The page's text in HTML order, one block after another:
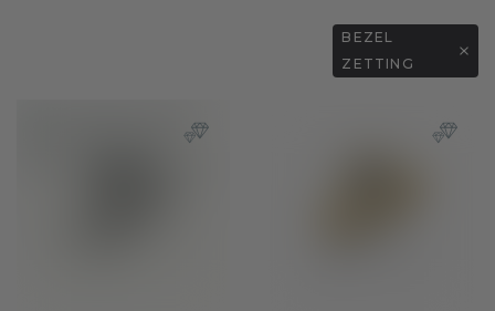
BEZEL
ZETTING